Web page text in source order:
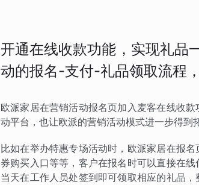
开通在线收款功能，实现礼品
动的报名-支付-礼品领取流程
欧派家居在营销活动报名页加入麦客在线收
动平台，也让欧派的营销活动模式进一步得到
比如在举办特惠专场活动时，欧派家居在报
券购买入口等等，客户在报名时可以直接在
当天在工作人员处签到即可领取相应的礼品